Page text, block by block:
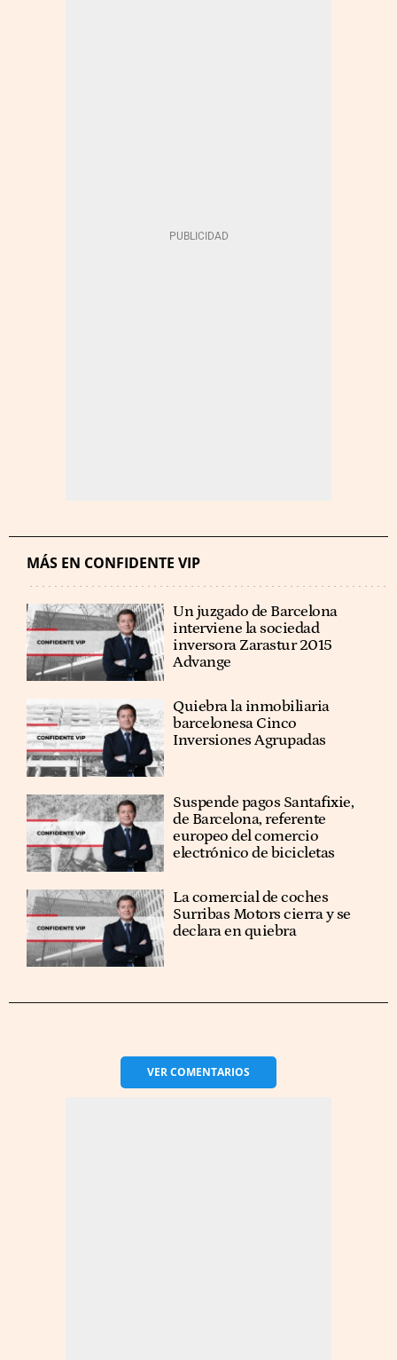
MÁS EN CONFIDENTE VIP
Un juzgado de Barcelona
interviene la sociedad
inversora Zarastur 2015
Advange
Quiebra la inmobiliaria
barcelonesa Cinco
Inversiones Agrupadas
Suspende pagos Santafixie,
de Barcelona, referente
europeo del comercio
electrónico de bicicletas
La comercial de coches
Surribas Motors cierra y se
declara en quiebra
VERCOMENTARIOS